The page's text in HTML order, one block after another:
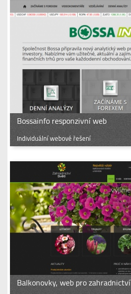
Bossainfo responzivní web
Individuální webové řešení
Balkonovky, web pro zahradnictví